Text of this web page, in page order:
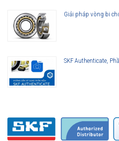
Giải pháp vòng bi
SKF Authenticate,